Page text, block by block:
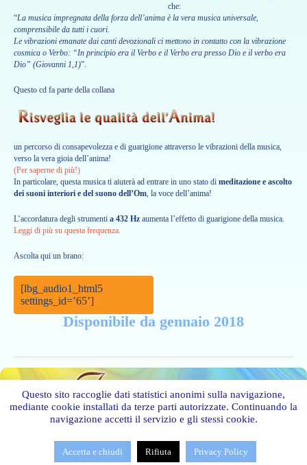
che:
“La musica impregnata della forza dell’anima è la vera musica universale,
comprensibile da tutti i cuori.
Le vibrazioni emanate dai canti devozionali ci mettono in contatto con la vibrazione
cosmica o Verbo: “In principio era il Verbo e il Verbo era presso Dio e il verbo era
Dio” (Giovanni 1,1)”.
Questo cd fa parte della collana
un percorso di consapevolezza e di guarigione attraverso le vibrazioni della musica,
verso la vera gioia dell’anima!
(Per saperne di più!)
In particolare, questa musica ti aiuterà ad entrare in uno stato di meditazione e ascolto
dei suoni interiori e del suono dell’Om, la voce dell’anima!
L’accordatura degli strumenti a 432 Hz aumenta l’effetto di guarigione della musica.
Leggi di più su questa frequenza.
Ascolta qui un brano:
[lbg_audio1_html5
settings_id=’65’]
Disponibile da gennaio 2018
Questo sito raccoglie dati statistici anonimi sulla navigazione,
mediante cookie installati da terze parti autorizzate. Continuando la
navigazione accetti il servizio e gli stessi cookie.
Accetta e chiudi Rifiuta Privacy Policy